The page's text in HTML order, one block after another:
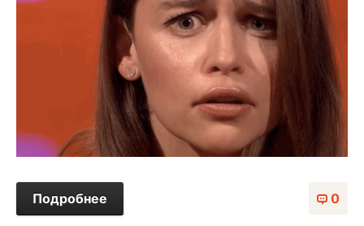
0
Подробнее